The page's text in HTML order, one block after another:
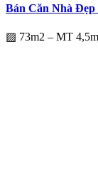
Bán Căn Nhà
▨ 73m2 – MT